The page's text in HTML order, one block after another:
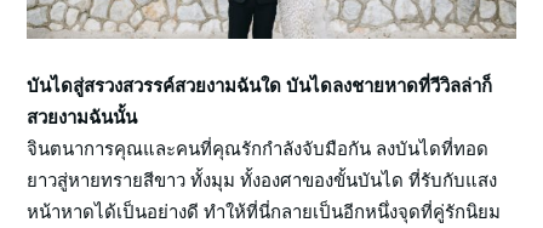
บันไดสู่สรวงสวรรค์สวยงามฉันใด บันไดลงชายหาดที่วีวิลล่าก็
สวยงามฉันนั้น
จินตนาการคุณและคนที่คุณรักกำลังจับมือกัน ลงบันไดที่ทอด
ยาวสู่หายทรายสีขาว ทั้งมุม ทั้งองศาของขั้นบันได ที่รับกับแสง
หน้าหาดได้เป็นอย่างดี ทำให้ที่นี่กลายเป็นอีกหนึ่งจุดที่คู่รักนิยม